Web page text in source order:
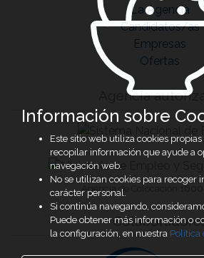
La Agencia
Candidatos/as
Empresas
Ofertas
Agencia
Agencia de Colocación
Información sobre
Este sitio web utiliza cookies
recopilar información que ayude a
navegación web.
No se utilizan cookies para recoger
carácter personal.
Si continúa navegando,
Puede obtener más información o
la configuración, en nuestra Política